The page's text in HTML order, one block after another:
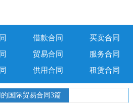
借款合同
买卖合同
贸易合同
服务合同
供用合同 租赁合同
国际贸易合同3篇